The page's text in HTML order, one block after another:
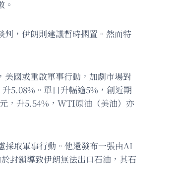
判，伊朗則建議暫時擱置。然而特
國或重啟軍事行動，加劇市場對
5.08%。單日升幅逾5%，創近期
，升5.54%，WTI原油（美油）亦
採取軍事行動。他還發布一張由AI
封鎖導致伊朗無法出口石油，其石